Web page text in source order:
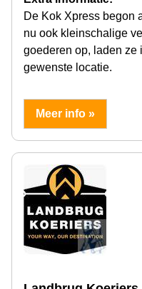
De Kok Xpress begon
nu ook kleinschalige
goederen op, laden ze
gewenste locatie.
Meer info »